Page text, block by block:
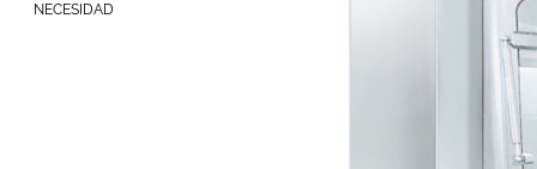
NECESIDAD